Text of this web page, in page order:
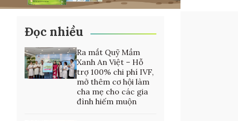
Đọc nhiều
Ra mắt Quỹ Mầm
Xanh An Việt – Hỗ
trợ 100% chi phí IVF,
mở thêm cơ hội làm
cha mẹ cho các gia
đình hiếm muộn